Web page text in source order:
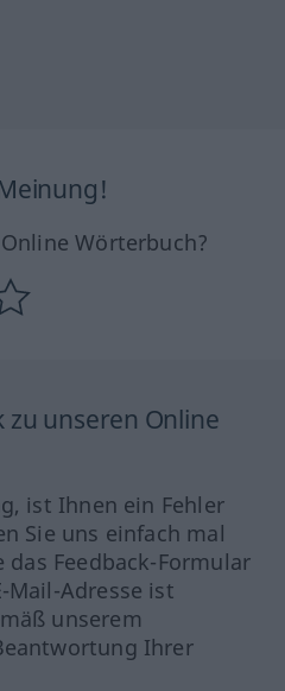
Wörterbuch?
zu unseren Online
ist Ihnen ein Fehler
Sie uns einfach mal
Feedback-Formular
Mail-Adresse ist
unserem
Ihrer